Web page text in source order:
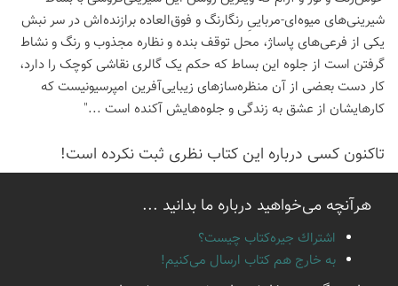
شیرینی‌های میوه‌ای-مرباییِ رنگارنگ و فوق‌العاده برازنده‌اش در سر نبش
یکی از فرعی‌های پاساژ، محل توقف بنده و نظاره مجذوب و رنگ و نشاط
گرفتن است از جلوه این بساط که حکم یک گالری نقاشی کوچک را دارد،
کار دست بعضی از آن منظره‌سازهای زیبایی‌آفرین امپرسیونیست که
کارهایشان از عشق به زندگی و جلوه‌هایش آکنده است ..."
تاكنون كسی درباره این كتاب نظری ثبت نكرده است!
هرآنچه می‌خواهید درباره ما بدانید ...
اشتراك جيره‌كتاب چيست؟
به خارج هم كتاب ارسال می‌كنیم!